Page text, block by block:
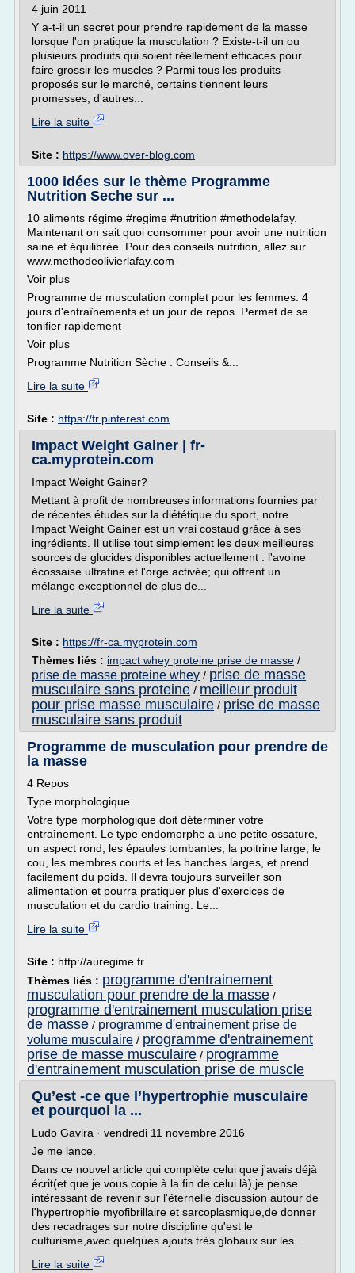
4 juin 2011
Y a-t-il un secret pour prendre rapidement de la masse
lorsque l'on pratique la musculation ? Existe-t-il un ou
plusieurs produits qui soient réellement efficaces pour
faire grossir les muscles ? Parmi tous les produits
proposés sur le marché, certains tiennent leurs
promesses, d'autres...
Lire la suite
Site : https://www.over-blog.com
1000 idées sur le thème Programme
Nutrition Seche sur ...
10 aliments régime #regime #nutrition #methodelafay.
Maintenant on sait quoi consommer pour avoir une nutrition
saine et équilibrée. Pour des conseils nutrition, allez sur
www.methodeolivierlafay.com
Voir plus
Programme de musculation complet pour les femmes. 4
jours d'entraînements et un jour de repos. Permet de se
tonifier rapidement
Voir plus
Programme Nutrition Sèche : Conseils &...
Lire la suite
Site : https://fr.pinterest.com
Impact Weight Gainer | fr-
ca.myprotein.com
Impact Weight Gainer?
Mettant à profit de nombreuses informations fournies par
de récentes études sur la diététique du sport, notre
Impact Weight Gainer est un vrai costaud grâce à ses
ingrédients. Il utilise tout simplement les deux meilleures
sources de glucides disponibles actuellement : l'avoine
écossaise ultrafine et l'orge activée; qui offrent un
mélange exceptionnel de plus de...
Lire la suite
Site : https://fr-ca.myprotein.com
Thèmes liés : impact whey proteine prise de masse /
prise de masse proteine whey / prise de masse
musculaire sans proteine / meilleur produit
pour prise masse musculaire / prise de masse
musculaire sans produit
Programme de musculation pour prendre de
la masse
4 Repos
Type morphologique
Votre type morphologique doit déterminer votre
entraînement. Le type endomorphe a une petite ossature,
un aspect rond, les épaules tombantes, la poitrine large, le
cou, les membres courts et les hanches larges, et prend
facilement du poids. Il devra toujours surveiller son
alimentation et pourra pratiquer plus d'exercices de
musculation et du cardio training. Le...
Lire la suite
Site : http://auregime.fr
Thèmes liés : programme d'entrainement
musculation pour prendre de la masse /
programme d'entrainement musculation prise
de masse / programme d'entrainement prise de
volume musculaire / programme d'entrainement
prise de masse musculaire / programme
d'entrainement musculation prise de muscle
Qu’est -ce que l’hypertrophie musculaire
et pourquoi la ...
Ludo Gavira · vendredi 11 novembre 2016
Je me lance.
Dans ce nouvel article qui complète celui que j'avais déjà
écrit(et que je vous copie à la fin de celui là),je pense
intéressant de revenir sur l'éternelle discussion autour de
l'hypertrophie myofibrillaire et sarcoplasmique,de donner
des recadrages sur notre discipline qu'est le
culturisme,avec quelques ajouts très globaux sur les...
Lire la suite